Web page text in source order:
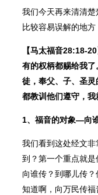
我们今天再来清清
比较容易误解的地方
【马太福音28:18-
有的权柄都赐给我
徒，奉父、子、圣灵
都教训他们遵守，
1、福音的对象—向
我们看到这处经文
到？第一个重点就是
向谁传？到哪儿传
知道啊，向万民传